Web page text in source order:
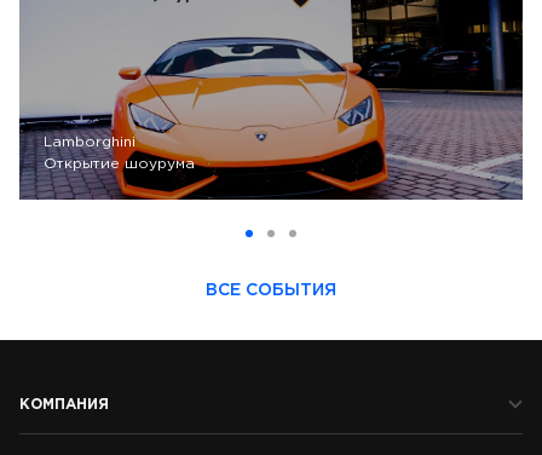
Lamborghini
Открытие шоурума
ВСЕ СОБЫТИЯ
КОМПАНИЯ